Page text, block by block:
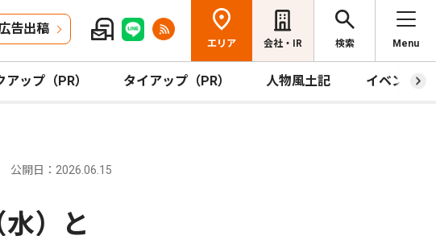
告出稿
エリア 会社・IR 検索 Menu
アップ（PR） タイアップ（PR） 人物風土記 イベント
公開日：2026.06.15
）と